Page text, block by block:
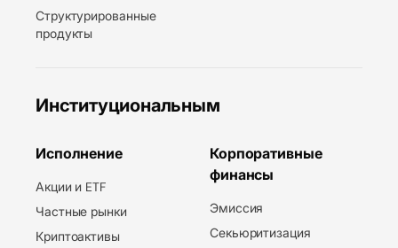
Структурированные
продукты
Институциональным
Исполнение
Акции и ETF
Частные рынки
Криптоактивы
Корпоративные
финансы
Эмиссия
Секьюритизация